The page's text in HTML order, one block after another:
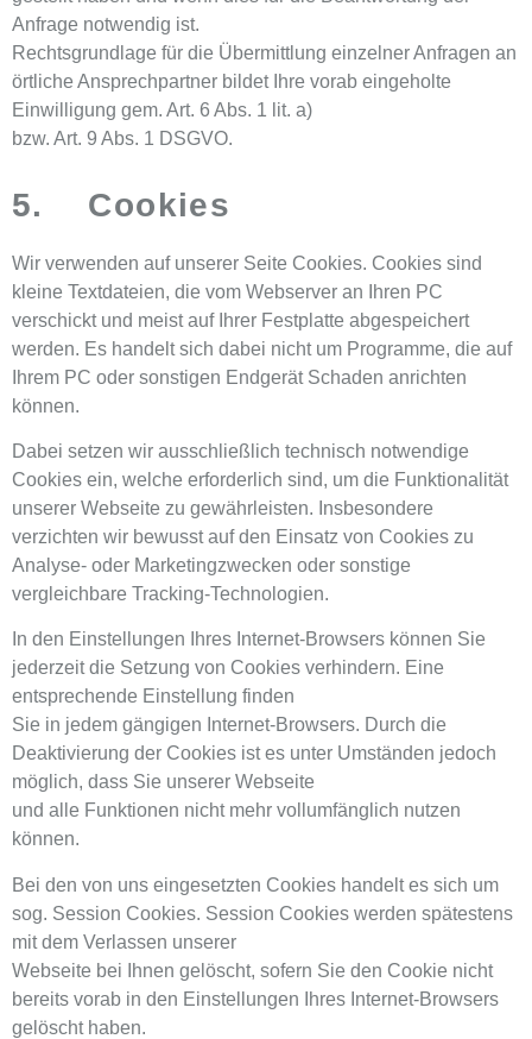
Anfrage notwendig ist.
Rechtsgrundlage für die Übermittlung einzelner Anfragen an
örtliche Ansprechpartner bildet Ihre vorab eingeholte
Einwilligung gem. Art. 6 Abs. 1 lit. a)
bzw. Art. 9 Abs. 1 DSGVO.
5. Cookies
Wir verwenden auf unserer Seite Cookies. Cookies sind
kleine Textdateien, die vom Webserver an Ihren PC
verschickt und meist auf Ihrer Festplatte abgespeichert
werden. Es handelt sich dabei nicht um Programme, die auf
Ihrem PC oder sonstigen Endgerät Schaden anrichten
können.
Dabei setzen wir ausschließlich technisch notwendige
Cookies ein, welche erforderlich sind, um die Funktionalität
unserer Webseite zu gewährleisten. Insbesondere
verzichten wir bewusst auf den Einsatz von Cookies zu
Analyse- oder Marketingzwecken oder sonstige
vergleichbare Tracking-Technologien.
In den Einstellungen Ihres Internet-Browsers können Sie
jederzeit die Setzung von Cookies verhindern. Eine
entsprechende Einstellung finden
Sie in jedem gängigen Internet-Browsers. Durch die
Deaktivierung der Cookies ist es unter Umständen jedoch
möglich, dass Sie unserer Webseite
und alle Funktionen nicht mehr vollumfänglich nutzen
können.
Bei den von uns eingesetzten Cookies handelt es sich um
sog. Session Cookies. Session Cookies werden spätestens
mit dem Verlassen unserer
Webseite bei Ihnen gelöscht, sofern Sie den Cookie nicht
bereits vorab in den Einstellungen Ihres Internet-Browsers
gelöscht haben.